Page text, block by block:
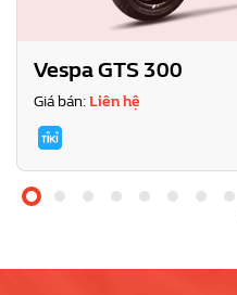
Vespa GTS 300
Giá bán:Liên hệ